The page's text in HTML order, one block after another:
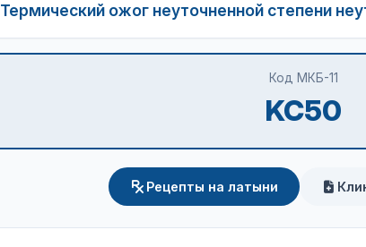
Термический ожог неуточненной степени
Код МКБ-11
KC50
Рецепты на латыни